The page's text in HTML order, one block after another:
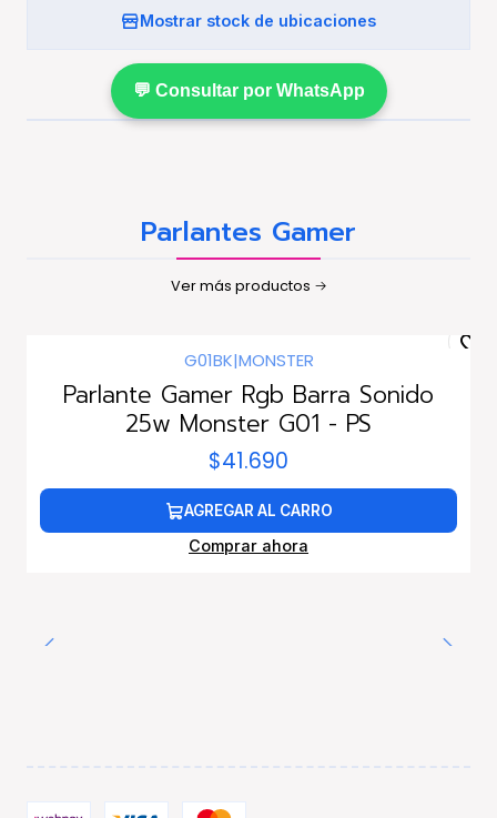
Mostrar stock de ubicaciones
💬 Consultar por WhatsApp
Parlantes Gamer
Ver más productos
G01BK|MONSTER
Parlante Gamer Rgb Barra Sonido
25w Monster G01 - PS
$41.690
AGREGAR AL CARRO
Comprar ahora